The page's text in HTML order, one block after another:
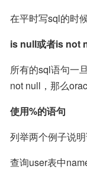
在平时写sql的时
is null或者is not
所有的sql语句一
not null，那么
使用%的语句
列举两个例子说明
查询user表中